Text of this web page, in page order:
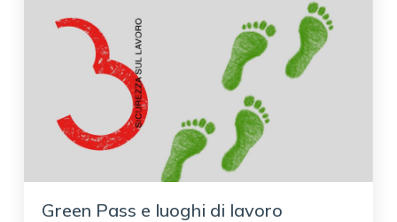
Green Pass e luoghi di lavoro